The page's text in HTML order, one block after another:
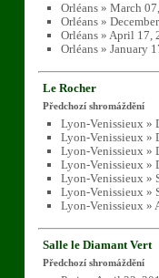
Orléans » March
Orléans »
Orléans » April 17,
Orléans » January
Le Rocher
Předchozí shromáždění
Lyon-Venissieux »
Lyon-Venissieux »
Lyon-Venissieux »
Lyon-Venissieux »
Lyon-Venissieux »
Lyon-Venissieux »
Lyon-Venissieux »
Salle le Diamant Vert
Předchozí shromáždění